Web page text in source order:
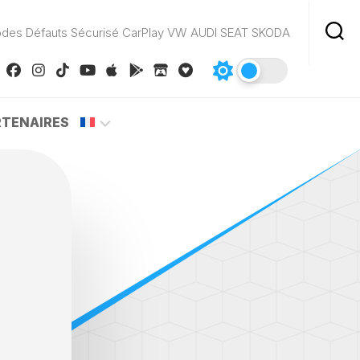
Défauts Sécurisé CarPlay VW AUDI SEAT SKODA